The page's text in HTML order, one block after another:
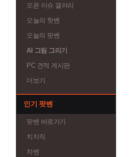
오픈 이슈 갤러리
오늘의 핫벤
오늘의 팟벤
AI 그림 그리기
PC 견적 게시판
더보기
인기 팟벤
팟벤 바로가기
치지직
차벤